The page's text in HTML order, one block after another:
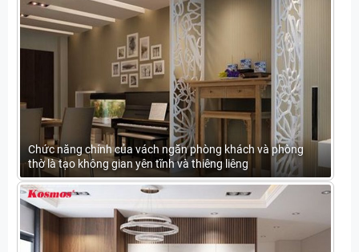
Chức năng chính của vách ngăn phòng khách và phòng
thờ là tạo không gian yên tĩnh và thiêng liêng